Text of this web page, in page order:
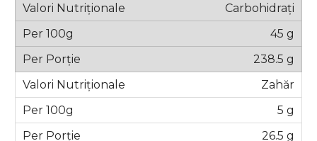
Carbohidrați
45 g
238.5 g
Zahăr
5 g
26.5 g